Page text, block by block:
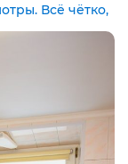
Всё чётко,